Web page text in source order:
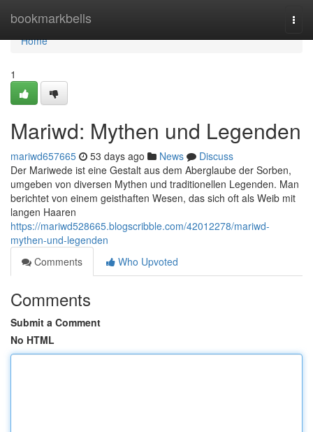
bookmarkbells
Home
Home
1
Mariwd: Mythen und Legenden
mariwd657665 53 days ago News
Discuss
Der Mariwede ist eine Gestalt aus dem Aberglaube der Sorben,
umgeben von diversen Mythen und traditionellen Legenden. Man
berichtet von einem geisthaften Wesen, das sich oft als Weib mit
langen Haaren
https://mariwd528665.blogscribble.com/42012278/mariwd-
mythen-und-legenden
Comments
Who Upvoted
Comments
Submit a Comment
No HTML